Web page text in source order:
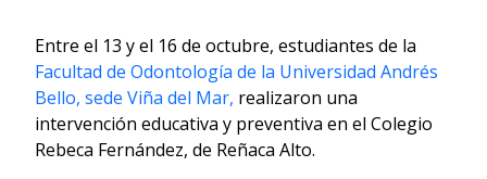
Entre el 13 y el 16 de octubre, estudiantes de la
Facultad de Odontología de la Universidad Andrés
Bello, sede Viña del Mar, realizaron una
intervención educativa y preventiva en el Colegio
Rebeca Fernández, de Reñaca Alto.